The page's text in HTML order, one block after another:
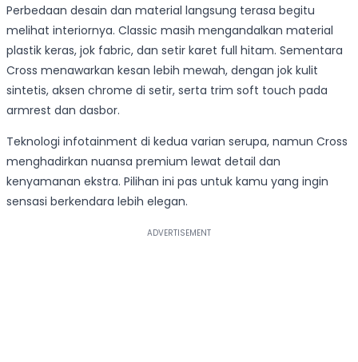
Perbedaan desain dan material langsung terasa begitu
melihat interiornya. Classic masih mengandalkan material
plastik keras, jok fabric, dan setir karet full hitam. Sementara
Cross menawarkan kesan lebih mewah, dengan jok kulit
sintetis, aksen chrome di setir, serta trim soft touch pada
armrest dan dasbor.
Teknologi infotainment di kedua varian serupa, namun Cross
menghadirkan nuansa premium lewat detail dan
kenyamanan ekstra. Pilihan ini pas untuk kamu yang ingin
sensasi berkendara lebih elegan.